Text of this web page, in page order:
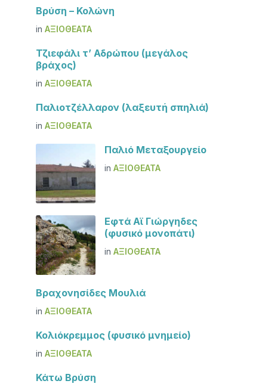
Βρύση – Κολώνη
inΑΞΙΟΘΈΑΤΑ
Τζιεφάλι τ’ Αδρώπου (μεγάλος
βράχος)
inΑΞΙΟΘΈΑΤΑ
Παλιοτζέλλαρον (λαξευτή σπηλιά)
inΑΞΙΟΘΈΑΤΑ
Παλιό Μεταξουργείο
inΑΞΙΟΘΈΑΤΑ
Εφτά Αϊ Γιώργηδες
(φυσικό μονοπάτι)
inΑΞΙΟΘΈΑΤΑ
Βραχονησίδες Μουλιά
inΑΞΙΟΘΈΑΤΑ
Κολιόκρεμμος (φυσικό μνημείο)
inΑΞΙΟΘΈΑΤΑ
Κάτω Βρύση